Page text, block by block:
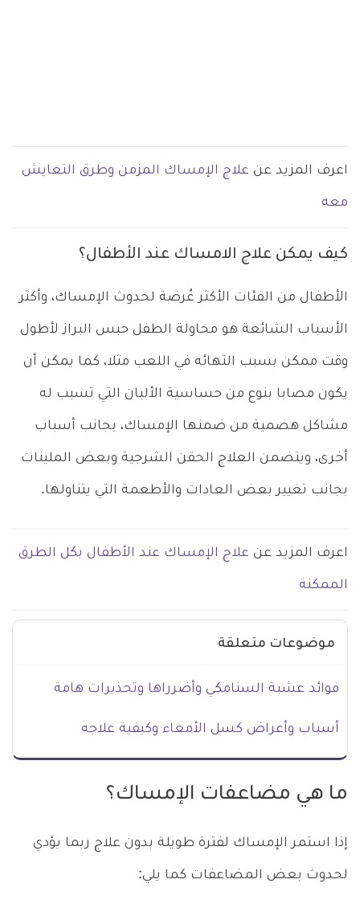
اعرف المزيد عن علاج الإمساك المزمن وطرق التعايش
معه
كيف يمكن علاج الامساك عند الأطفال؟
الأطفال من الفئات الأكثر عُرضة لحدوث الإمساك، وأكثر
الأسباب الشائعة هو محاولة الطفل حبس البراز لأطول
وقت ممكن بسبب التهائه في اللعب مثلا، كما يمكن أن
يكون مصابا بنوع من حساسية الألبان التي تسبب له
مشاكل هضمية من ضمنها الإمساك، بجانب أسباب
أخرى، ويتضمن العلاج الحقن الشرجية وبعض الملينات
بجانب تغيير بعض العادات والأطعمة التي يتناولها.
اعرف المزيد عن علاج الإمساك عند الأطفال بكل الطرق
الممكنة
موضوعات متعلقة
فوائد عشبة السنامكي وأضرراها وتحذيرات هامة
أسباب وأعراض كسل الأمعاء وكيفية علاجه
ما هي مضاعفات الإمساك؟
إذا استمر الإمساك لفترة طويلة بدون علاج ربما يؤدي
لحدوث بعض المضاعفات كما يلي: